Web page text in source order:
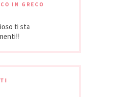
IN GRECO
ti sta